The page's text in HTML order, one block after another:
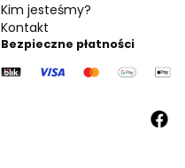
Kim jesteśmy?
Kontakt
Bezpieczne płatności